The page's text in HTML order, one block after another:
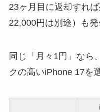
23ヶ月目に返却すれ
22,000円は別途）も発
同じ「月々1円」なら
クの高いiPhone 17を